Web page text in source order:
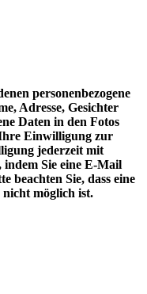
personenbezogene
Adresse, Gesichter
Daten in den Fotos
Einwilligung zur
jederzeit mit
Sie eine E-Mail
beachten Sie, dass eine
nicht möglich ist.